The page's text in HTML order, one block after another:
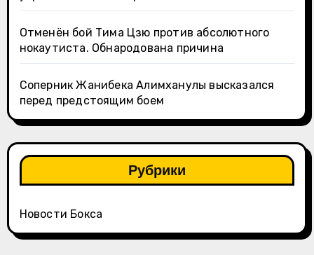
Отменён бой Тима Цзю против абсолютного
нокаутиста. Обнародована причина
Соперник Жанибека Алимханулы высказался
перед предстоящим боем
Рубрики
Новости Бокса